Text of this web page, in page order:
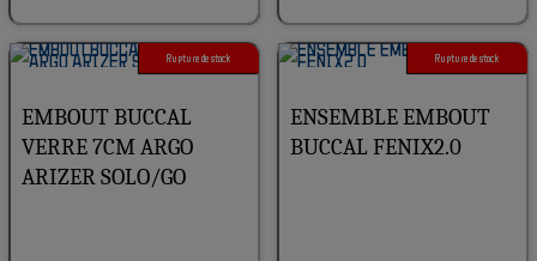
Rupture de stock
EMBOUT BUCCAL
VERRE 7CM ARGO
ARIZER SOLO/GO
Rupture de stock
ENSEMBLE EMBOUT
BUCCAL FENIX2.0